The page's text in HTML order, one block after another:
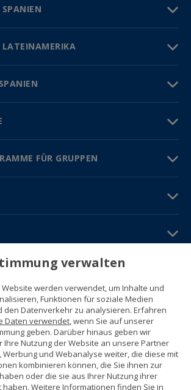
SPANIEN
LATEINAMERIKA
FÜR GRUPPEN
Balbuena, 11
verwalten
werden verwendet, um Inhalte und
Funktionen für soziale Medien
den Datenverkehr zu analysieren. Erfahren
Daten verwendet, wenn Sie auf unserer
geben. Darüber hinaus geben wir
Nutzung der Website an unsere Partner
und Webanalyse weiter, die diese mit
kombinieren können, die Sie ihnen zur
oder die sie aus Ihrer Nutzung ihrer
haben. Weitere Informationen finden Sie in